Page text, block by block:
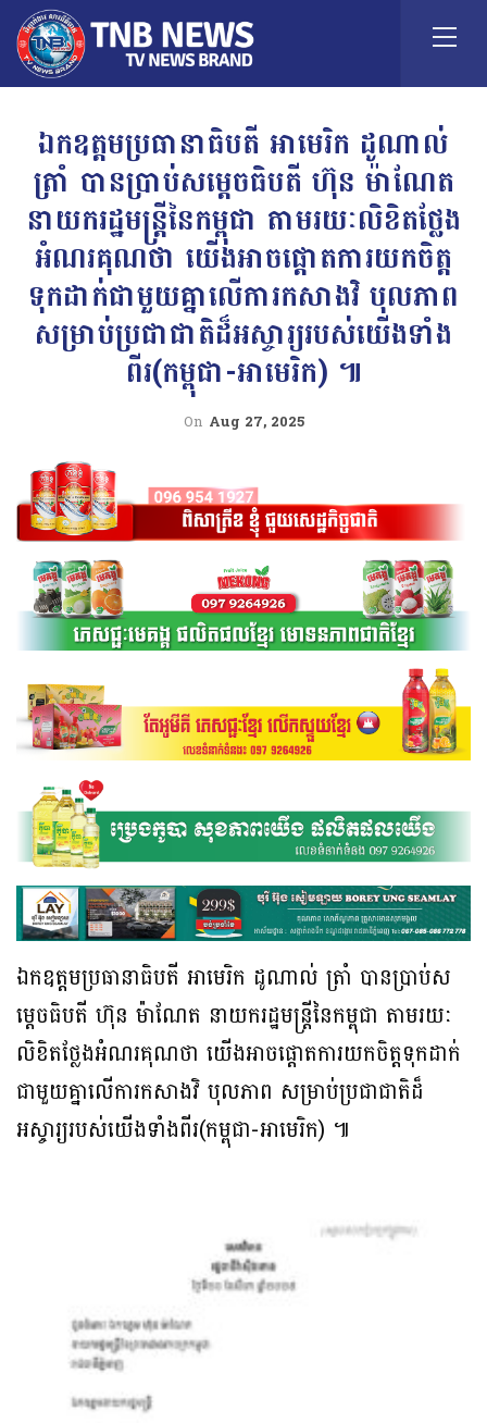
ឯកឧត្តមប្រធានាធិបតី អាមេរិក ដូណាល់
ត្រាំ បានប្រាប់សម្តេចធិបតី ហ៊ុន ម៉ាណែត
នាយករដ្ឋមន្រ្តីនៃកម្ពុជា តាមរយៈលិខិតថ្លែង
អំណរគុណថា យើងអាចផ្តោតការយកចិត្ត
ទុកដាក់ជាមួយគ្នាលើការកសាងវិ បុលភាព
សម្រាប់ប្រជាជាតិដ៏អស្ចារ្យរបស់យើងទាំង
ពីរ(កម្ពុជា-អាមេរិក) ៕
On Aug 27, 2025
ឯកឧត្តមប្រធានាធិបតី អាមេរិក ដូណាល់ ត្រាំ បានប្រាប់ស
ម្តេចធិបតី ហ៊ុន ម៉ាណែត នាយករដ្ឋមន្រ្តីនៃកម្ពុជា តាមរយៈ
លិខិតថ្លែងអំណរគុណថា យើងអាចផ្តោតការយកចិត្តទុកដាក់
ជាមួយគ្នាលើការកសាងវិ បុលភាព សម្រាប់ប្រជាជាតិដ៏
អស្ចារ្យរបស់យើងទាំងពីរ(កម្ពុជា-អាមេរិក) ៕